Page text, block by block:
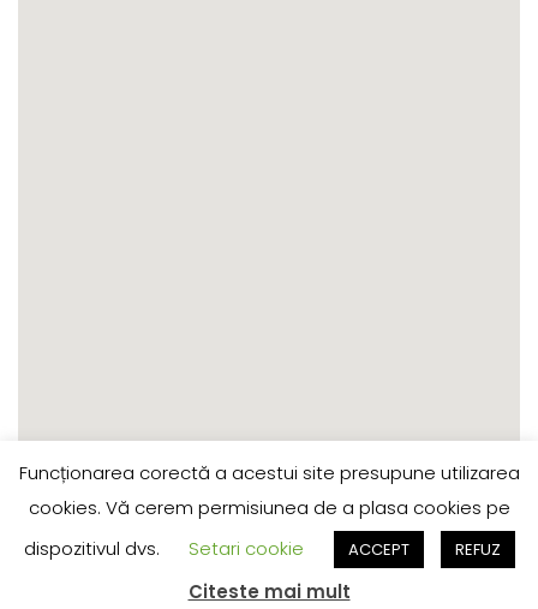
Reteaua de Transport Public Timisoara/Timis
(©) 2025 - INFORMAȚIILE APARȚIN SMTT.
Funcționarea corectă a acestui site presupune utilizarea
cookies. Vă cerem permisiunea de a plasa cookies pe
dispozitivul dvs.
Setari cookie ACCEPT REFUZ
Citeste mai mult